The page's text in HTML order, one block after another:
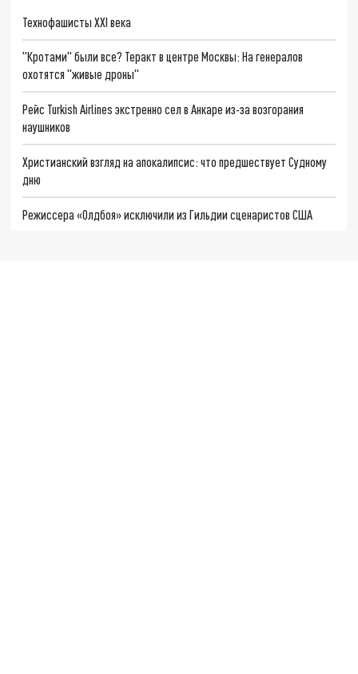
Технофашисты XXI века
"Кротами" были все? Теракт в центре Москвы: На генералов
охотятся "живые дроны"
Рейс Turkish Airlines экстренно сел в Анкаре из-за возгорания
наушников
Христианский взгляд на апокалипсис: что предшествует Судному
дню
Режиссера «Олдбоя» исключили из Гильдии сценаристов США